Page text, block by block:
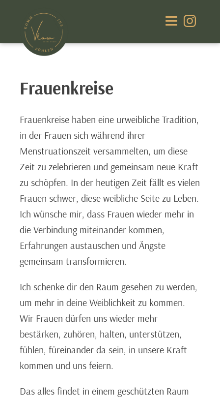
Frauenkreise
Frauenkreise haben eine urweibliche Tradition,
in der Frauen sich während ihrer
Menstruationszeit versammelten, um diese
Zeit zu zelebrieren und gemeinsam neue Kraft
zu schöpfen. In der heutigen Zeit fällt es vielen
Frauen schwer, diese weibliche Seite zu Leben.
Ich wünsche mir, dass Frauen wieder mehr in
die Verbindung miteinander kommen,
Erfahrungen austauschen und Ängste
gemeinsam transformieren.
Ich schenke dir den Raum gesehen zu werden,
um mehr in deine Weiblichkeit zu kommen.
Wir Frauen dürfen uns wieder mehr
bestärken, zuhören, halten, unterstützen,
fühlen, füreinander da sein, in unsere Kraft
kommen und uns feiern.
Das alles findet in einem geschützten Raum